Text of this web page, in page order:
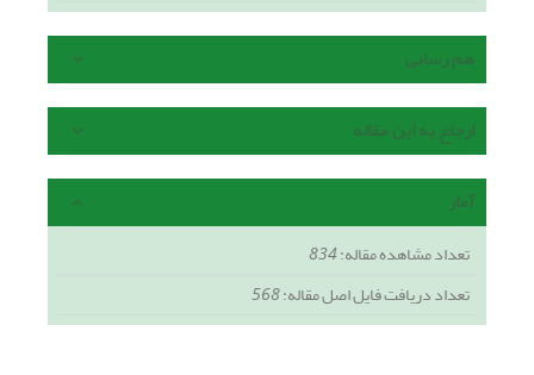
هم رسانی
ارجاع به این مقاله
آمار
تعداد مشاهده مقاله:834
تعداد دریافت فایل اصل مقاله:568